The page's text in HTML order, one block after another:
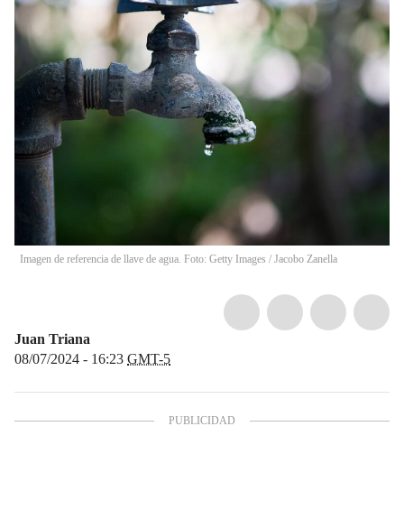
Imagen de referencia de llave de agua. Foto: Getty Images / Jacobo Zanella
Juan Triana
08/07/2024 - 16:23 GMT-5